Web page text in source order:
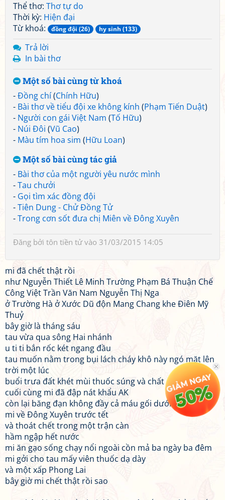
Thể thơ: Thơ tự do
Thời kỳ: Hiện đại
Từ khoá:
đồng đội (26) hy sinh (133)
Trả lời
In bài thơ
Một số bài cùng từ khoá
-Đồng chí(Chính Hữu)
- Bài thơ về tiểu đội xe không kính (Phạm Tiến Duật)
- Người con gái Việt Nam (Tố Hữu)
- Núi Đôi (Vũ Cao)
- Màu tím hoa sim (Hữu Loan)
Một số bài cùng tác giả
- Bài thơ của một người yêu nước mình
-Tau chưởi
- Gọi tìm xác đồng đội
-Tiên Dung - Chử Đồng Tử
-Trong cơn sốt đưa chị Miên về Đông Xuyên
Đăng bởi tôn tiền tửvào 31/03/2015 14:05
mi đã chết thật rồi
như Nguyễn Thiết Lê Minh Trường Phạm Bá Thuận Chế
Công Việt Trần Văn Nam Nguyễn Thị Nga
ở Trường Hà ở Xước Dũ độn Mang Chang khe Điên Mỹ
Thuỷ
bây giờ là tháng sáu
tau vừa qua sông Hai nhánh
u ti ti bắn rốc két ngang đầu
tau muốn nằm trong bụi lách cháy khô này ngó mặt lên
trời một lúc
buổi trưa đất khét mùi thuốc súng và chất độc hoá học
cuối cùng mi đã đập nát khẩu AK
còn lại băng đạn không đầy cả máu gối dưới đầu
mi về Đông Xuyên trước tết
và thoát chết trong một trận càn
hầm ngập hết nước
mi ăn gạo sống chạy nổi ngoài cồn mả ba ngày ba đêm
mi gởi cho tau mấy viên thuốc dạ dày
và một xấp Phong Lai
bây giờ mi chết thật rồi sao